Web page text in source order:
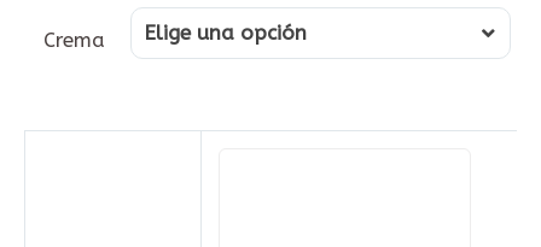
Crema Elige una opción
Crema